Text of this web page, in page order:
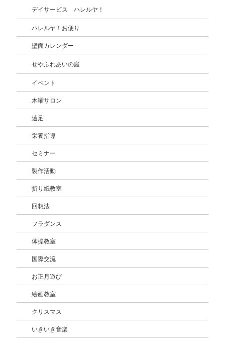
デイサービス ハレルヤ！
ハレルヤ！お便り
壁面カレンダー
せやふれあいの庭
イベント
木曜サロン
遠足
栄養指導
セミナー
製作活動
折り紙教室
回想法
フラダンス
体操教室
国際交流
お正月遊び
絵画教室
クリスマス
いきいき音楽